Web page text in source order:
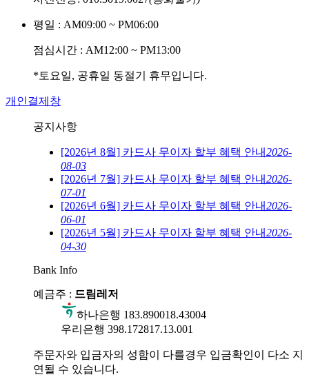
평일 : AM09:00 ~ PM06:00
점심시간 : AM12:00 ~ PM13:00
*토요일, 공휴일 동절기 휴무입니다.
개인결제창
공지사항
[2026년 8월] 카드사 무이자 할부 혜택 안내2026-
08-03
[2026년 7월] 카드사 무이자 할부 혜택 안내2026-
07-01
[2026년 6월] 카드사 무이자 할부 혜택 안내2026-
06-01
[2026년 5월] 카드사 무이자 할부 혜택 안내2026-
04-30
Bank Info
예금주 : 드림레저
하나은행 183.890018.43004
우리은행 398.172817.13.001
주문자와 입금자의 성함이 다를경우 입금확인이 다소 지
연될 수 있습니다.